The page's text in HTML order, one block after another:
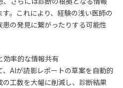
。これにより、経験の浅い医師の
の発見に繋がったりする可能性
効率的な情報共有
AIが読影レポートの草案を自動的
の工数を大幅に削減し、診断結果